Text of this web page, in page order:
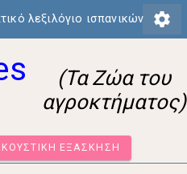
λεξιλόγιο ισπανικών settings
(Τα Ζώα του
αγροκτήματος)